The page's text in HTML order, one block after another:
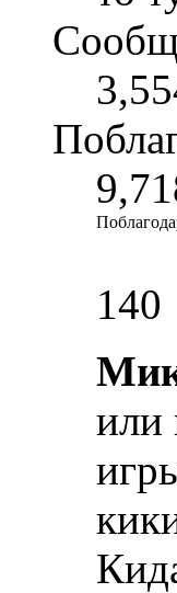
140
или